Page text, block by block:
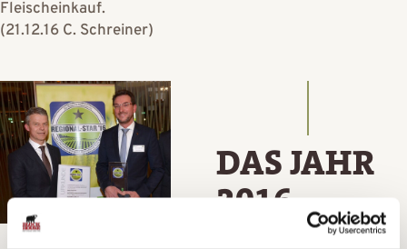
Fleischeinkauf.
(21.12.16 C. Schreiner)
DAS JAHR
2016